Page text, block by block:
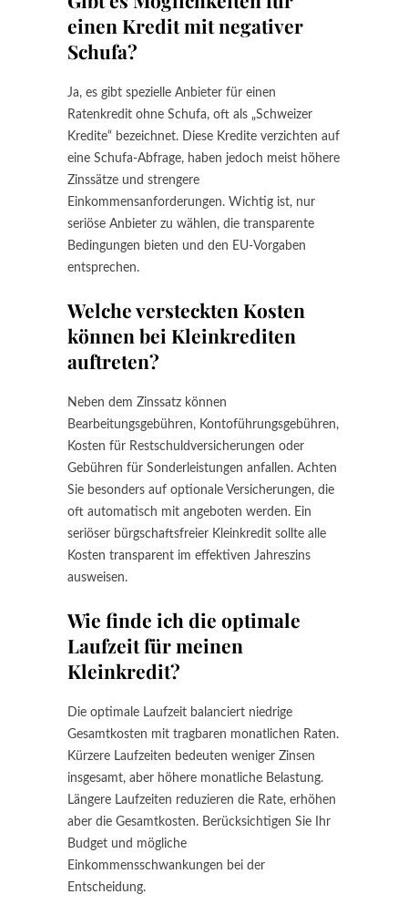
einen Kredit mit negativer
Schufa?
Ja, es gibt spezielle Anbieter für einen
Ratenkredit ohne Schufa, oft als „Schweizer
Kredite“ bezeichnet. Diese Kredite verzichten auf
eine Schufa-Abfrage, haben jedoch meist höhere
Zinssätze und strengere
Einkommensanforderungen. Wichtig ist, nur
seriöse Anbieter zu wählen, die transparente
Bedingungen bieten und den EU-Vorgaben
entsprechen.
Welche versteckten Kosten
können bei Kleinkrediten
auftreten?
Neben dem Zinssatz können
Bearbeitungsgebühren, Kontoführungsgebühren,
Kosten für Restschuldversicherungen oder
Gebühren für Sonderleistungen anfallen. Achten
Sie besonders auf optionale Versicherungen, die
oft automatisch mit angeboten werden. Ein
seriöser bürgschaftsfreier Kleinkredit sollte alle
Kosten transparent im effektiven Jahreszins
ausweisen.
Wie finde ich die optimale
Laufzeit für meinen
Kleinkredit?
Die optimale Laufzeit balanciert niedrige
Gesamtkosten mit tragbaren monatlichen Raten.
Kürzere Laufzeiten bedeuten weniger Zinsen
insgesamt, aber höhere monatliche Belastung.
Längere Laufzeiten reduzieren die Rate, erhöhen
aber die Gesamtkosten. Berücksichtigen Sie Ihr
Budget und mögliche
Einkommensschwankungen bei der
Entscheidung.